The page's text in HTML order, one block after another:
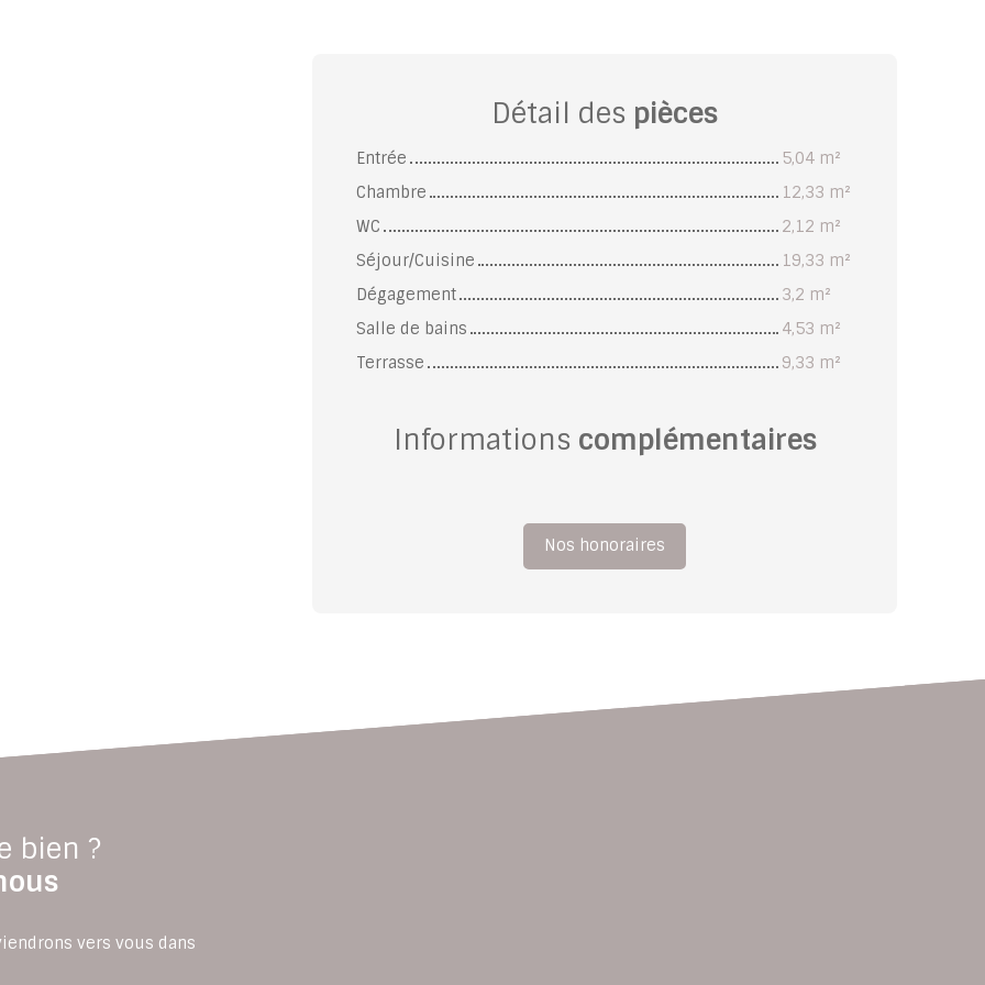
Détail des pièces
Entrée
5,04 m²
Chambre
12,33 m²
WC
2,12 m²
Séjour/Cuisine
19,33 m²
Dégagement
3,2 m²
Salle de bains
4,53 m²
Terrasse
9,33 m²
Informations complémentaires
Nos honoraires
bien ?
vers vous dans